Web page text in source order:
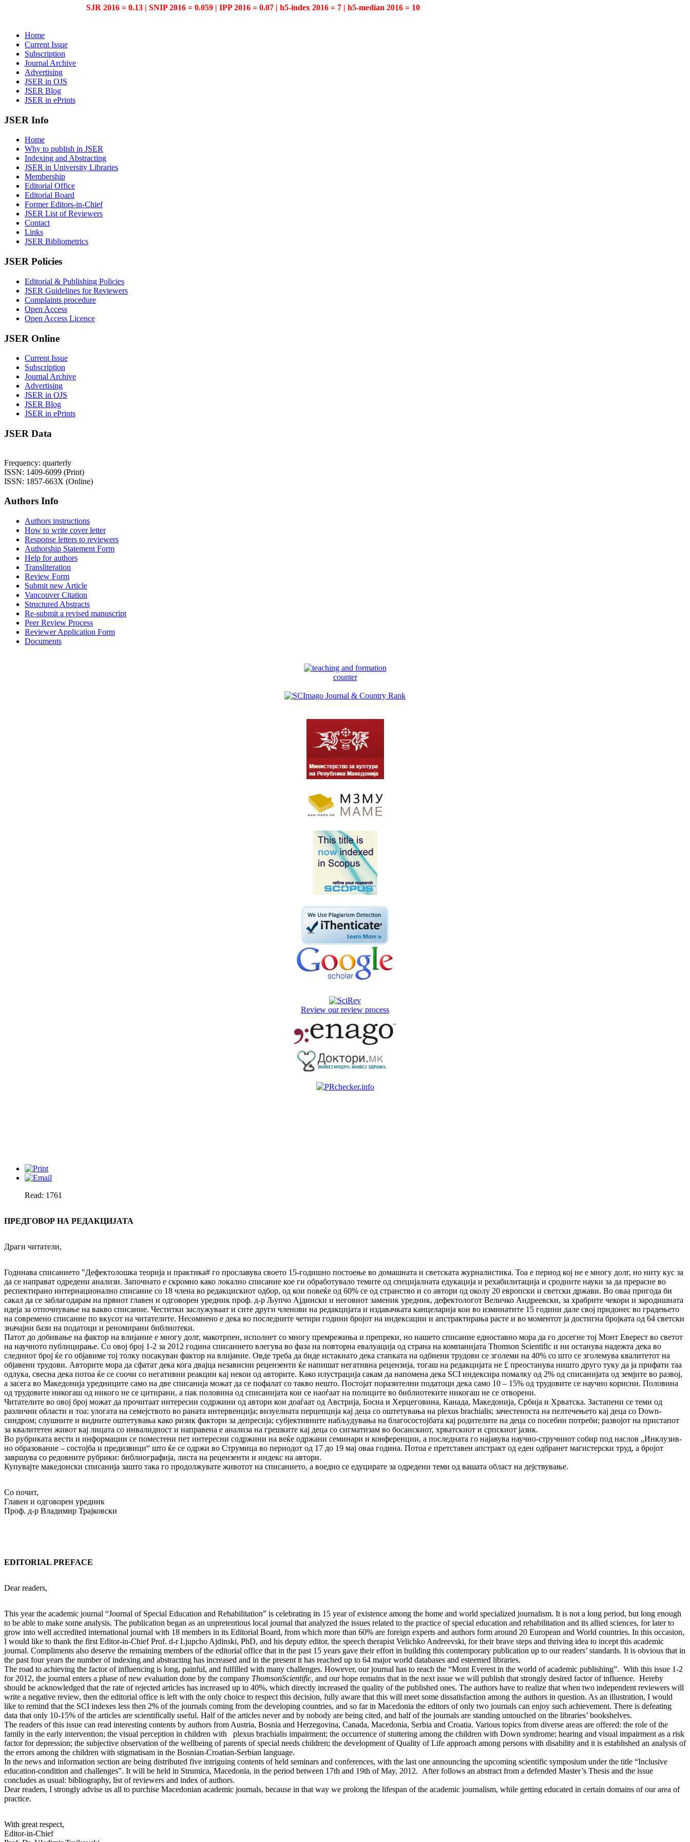
SJR 2016 = 0.13 | SNIP 2016 = 0.059 | IPP 2016 = 0.07 | h5-index 2016 = 7 | h5-median 2016 = 10
Home
Current Issue
Subscription
Journal Archive
Advertising
JSER in OJS
JSER Blog
JSER in ePrints
JSER Info
Home
Why to publish in JSER
Indexing and Abstracting
JSER in University Libraries
Membership
Editorial Office
Editorial Board
Former Editors-in-Chief
JSER List of Reviewers
Contact
Links
JSER Bibliometrics
JSER Policies
Editorial & Publishing Policies
JSER Guidelines for Reviewers
Complaints procedure
Open Access
Open Access Licence
JSER Online
Current Issue
Subscription
Journal Archive
Advertising
JSER in OJS
JSER Blog
JSER in ePrints
JSER Data
Frequency: quarterly
ISSN: 1409-6099 (Print)
ISSN: 1857-663X (Online)
Authors Info
Authors instructions
How to write cover letter
Response letters to reviewers
Authorship Statement Form
Help for authors
Transliteration
Review Form
Submit new Article
Vancouver Citation
Structured Abstracts
Re-submit a revised manuscript
Peer Review Process
Reviewer Application Form
Documents
counter
Review our review process
Read: 1761
ПРЕДГОВОР НА РЕДАКЦИЈАТА
Драги читатели,
Годинава списанието "Дефектолошка теорија и практика# го прославува своето 15-годишно пос­тоење во домашната и светската журналистика. Тоа е период кој не е многу долг, но ниту кус за
да се направат одредени анализи. Започнато е скромно како локално списание кое ги об­работувало темите од специјалната едукација и рехабилитација и сродните науки за да пре­рас­не во
респектирано интернационално списание со 18 члена во редакцискиот одбор, од кои по­веќе од 60% се од странство и со автори од околу 20 европски и светски држави. Во оваа при­года би
сакал да се заблагодарам на првиот главен и одговорен уредник проф. д-р Љупчо Ај­дински и неговиот заменик уредник, дефектологот Величко Андреевски, за храбрите че­ко­ри и зародишната
идеја за отпочнување на вакво списание. Честитки заслужуваат и сите дру­ги членови на редакцијата и издавачката канцеларија кои во изминатите 15 години дале свој при­донес во градењето
на современо списание по вкусот на читателите. Несомнено е дека во пос­ледните четири години бројот на индексации и апстрактирања расте и во моментот ја дос­тиг­на бројката од 64 светски
значајни бази на податоци и реномирани библиотеки.
Па­тот до добивање на фактор на влијание е многу долг, макотрпен, исполнет со многу пре­мре­жи­ња и препреки, но нашето списание едноставно мора да го досегне тој Монт Еверест во све­тот
на научното публицирање. Со овој број 1-2 за 2012 година списанието влегува во фаза на повторна евалуација од страна на компанијата Thomson Scientific и ни останува надежта дека во
следниот број ќе го објавиме тој толку посакуван фактор на влијание. Овде треба да биде истакнато дека стапката на одбиени трудови се зголеми на 40% со што се зголемува ква­ли­те­тот на
објавени трудови. Авторите мора да сфатат дека кога двајца независни рецензенти ќе напишат негативна рецензија, тогаш на редакцијата не £ преостанува ништо друго туку да ја прифати таа
одлука, свесна дека потоа ќе се соочи со негативни реакции кај некои од ав­то­ри­те. Како илустрација сакам да напомена дека SCI индексира помалку од 2% од списанијата од земјите во развој,
а засега во Македонија уредниците само на две списанија можат да се по­фалат со такво нешто. Постојат поразителни податоци дека само 10 – 15% од трудовите се науч­но корисни. Половина
од трудовите никогаш од никого не се цитирани, а пак половина од списанијата кои се наоѓаат на полиците во библиотеките никогаш не се отворени.
Чи­тателите во овој број можат да прочитаат интересни содржини од автори кои доаѓаат од Ав­стрија, Босна и Херцеговина, Канада, Македонија, Србија и Хрватска. Застапени се теми од
различни области и тоа: улогата на семејството во раната интервенција; визуелната пер­цеп­­ција кај деца со оштетувања на plexus brachialis; зачестеноста на пелтечењето кај деца со Down-
синдром; слушните и видните оштетувања како ризик фактори за депресија; суб­јек­тив­ни­те набљудувања на благосостојбата кај родителите на деца со посебни потреби; развојот на при­стапот
за квалитетен живот кај лицата со инвалидност и направена е анализа на греш­ки­те кај деца со сигматизам во босанскиот, хрватскиот и српскиот јазик.
Во рубриката вести и информации се поместени пет интересни содржини на веќе одржани се­ми­нари и конференции, а последната го најавува научно-стручниот собир под наслов „Ин­клу­зив­
но образование – состојба и предизвици“ што ќе се одржи во Струмица во периодот од 17 до 19 мај оваа година. Потоа е претставен апстракт од еден одбранет магистерски труд, а бро­јот
завршува со редовните рубрики: библиографија, листа на рецензенти и индекс на автори.
Купувајте македонски списанија зашто така го продолжувате животот на списанието, а воед­но се едуцирате за одредени теми од вашата област на дејствување.
Со почит,
Главен и одговорен уредник
Проф. д-р Владимир Трајковски
EDITORIAL PREFACE
Dear readers,
This year the academic journal “Journal of Special Education and Rehabilitation” is celebrating its 15 year of existence among the home and world specialized journalism. It is not a long period, but long enough
to be able to make some analysis. The publication began as an unpretentious local journal that analyzed the issues related to the practice of special education and rehabilitation and its allied sciences, for later to
grow into well accredited international journal with 18 members in its Editorial Board, from which more than 60% are foreign experts and authors form around 20 European and World countries. In this occasion,
I would like to thank the first Editor-in-Chief Prof. d-r Ljupcho Ajdinski, PhD, and his deputy editor, the speech therapist Velichko Andreevski, for their brave steps and thriving idea to incept this academic
journal. Compliments also deserve the remaining members of the editorial office that in the past 15 years gave their effort in building this contemporary publication up to our readers’ standards. It is obvious that in
the past four years the number of indexing and abstracting has increased and in the present it has reached up to 64 major world databases and esteemed libraries.
The road to achieving the factor of influencing is long, painful, and fulfilled with many challenges. However, our journal has to reach the “Mont Everest in the world of academic publishing”. With this issue 1-2
for 2012, the journal enters a phase of new evaluation done by the company ThomsonScientific, and our hope remains that in the next issue we will publish that strongly desired factor of influence. Hereby
should be acknowledged that the rate of rejected articles has increased up to 40%, which directly increased the quality of the published ones. The authors have to realize that when two independent reviewers will
write a negative review, then the editorial office is left with the only choice to respect this decision, fully aware that this will meet some dissatisfaction among the authors in question. As an illustration, I would
like to remind that the SCI indexes less then 2% of the journals coming from the developing countries, and so far in Macedonia the editors of only two journals can enjoy such achievement. There is defeating
data that only 10-15% of the articles are scientifically useful. Half of the articles never and by nobody are being cited, and half of the journals are standing untouched on the libraries’ bookshelves.
The readers of this issue can read interesting contents by authors from Austria, Bosnia and Herzegovina, Canada, Macedonia, Serbia and Croatia. Various topics from diverse areas are offered: the role of the
family in the early intervention; the visual perception in children with plexus brachialis impairment; the occurrence of stuttering among the children with Down syndrome; hearing and visual impairment as a risk
factor for depression; the subjective observation of the wellbeing of parents of special needs children; the development of Quality of Life approach among persons with disability and it is established an analysis of
the errors among the children with stigmatisam in the Bosnian-Croatian-Serbian language.
In the news and information section are being distributed five intriguing contents of held seminars and conferences, with the last one announcing the upcoming scientific symposium under the title “Inclusive
education-condition and challenges”. It will be held in Strumica, Macedonia, in the period between 17th and 19th of May, 2012. After follows an abstract from a defended Master’s Thesis and the issue
concludes as usual: bibliography, list of reviewers and index of authors.
Dear readers, I strongly advise us all to purchise Macedonian academic journals, because in that way we prolong the lifespan of the academic journalism, while getting educated in certain domains of our area of
practice.
With great respect,
Editor-in-Chief